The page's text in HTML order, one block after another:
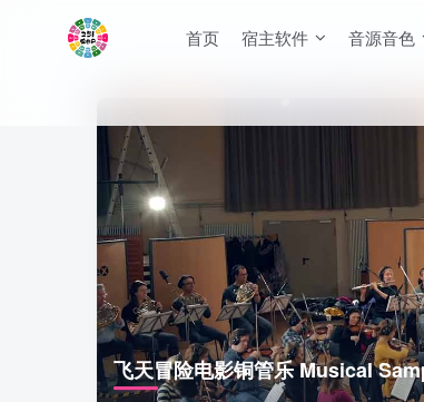
首页 宿主软件 音源音色
飞天冒险电影铜管乐 Musical